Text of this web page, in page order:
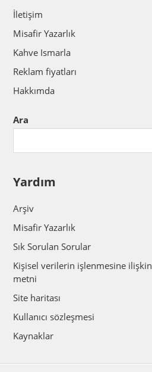
İletişim
Misafir Yazarlık
Kahve Ismarla
Reklam fiyatları
Hakkımda
Ara
Yardım
Arşiv
Misafir Yazarlık
Sık Sorulan Sorular
Kişisel verilerin işlenmesine ilişkin
metni
Site haritası
Kullanıcı sözleşmesi
Kaynaklar